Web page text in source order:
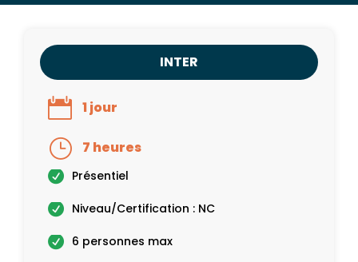
INTER
1 jour
7 heures
Présentiel
Niveau/Certification : NC
6 personnes max